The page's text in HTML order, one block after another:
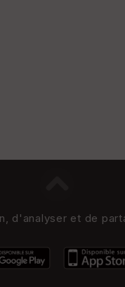
d'analyser et de